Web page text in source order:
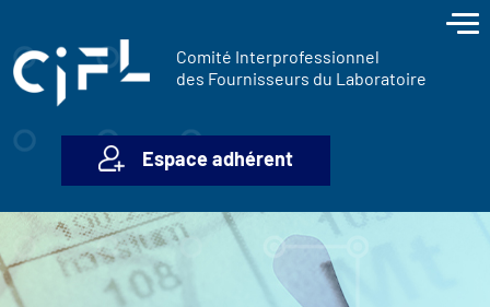
Comité Interprofessionnel
des Fournisseurs du Laboratoire
Espace adhérent